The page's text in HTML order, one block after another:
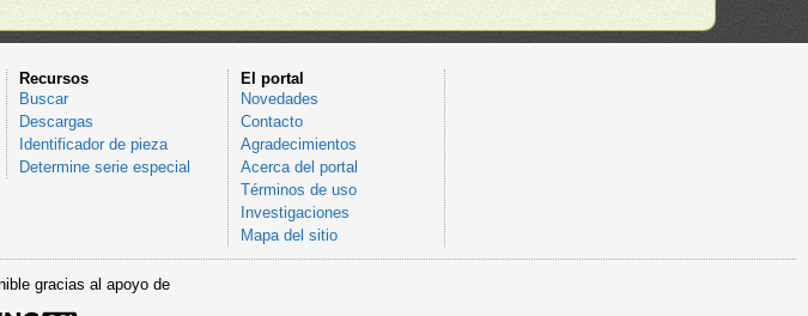
Recursos
Buscar
Descargas
Identificador de pieza
Determine serie especial
El portal
Novedades
Contacto
Agradecimientos
Acerca del portal
Términos de uso
Investigaciones
Mapa del sitio
gracias al apoyo de